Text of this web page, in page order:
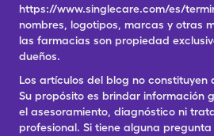
https://www.singlecare.com/es/
nombres, logotipos, marcas y otras
las farmacias son propiedad
dueños.
Los artículos del blog no constituyen
Su propósito es brindar información
el asesoramiento, diagnóstico ni
profesional. Si tiene alguna